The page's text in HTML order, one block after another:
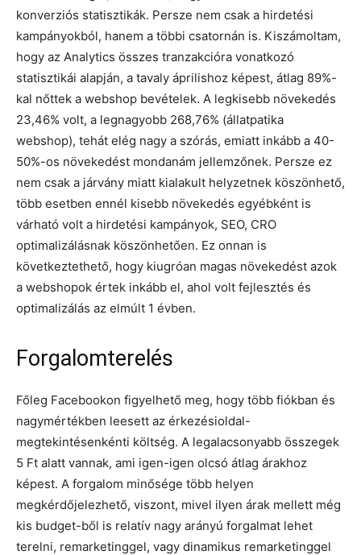
konverziós statisztikák. Persze nem csak a hirdetési
kampányokból, hanem a többi csatornán is. Kiszámoltam,
hogy az Analytics összes tranzakcióra vonatkozó
statisztikái alapján, a tavaly áprilishoz képest, átlag 89%-
kal nőttek a webshop bevételek. A legkisebb növekedés
23,46% volt, a legnagyobb 268,76% (állatpatika
webshop), tehát elég nagy a szórás, emiatt inkább a 40-
50%-os növekedést mondanám jellemzőnek. Persze ez
nem csak a járvány miatt kialakult helyzetnek köszönhető,
több esetben ennél kisebb növekedés egyébként is
várható volt a hirdetési kampányok, SEO, CRO
optimalizálásnak köszönhetően. Ez onnan is
következtethető, hogy kiugróan magas növekedést azok
a webshopok értek inkább el, ahol volt fejlesztés és
optimalizálás az elmúlt 1 évben.
Forgalomterelés
Főleg Facebookon figyelhető meg, hogy több fiókban és
nagymértékben leesett az érkezésioldal-
megtekintésenkénti költség. A legalacsonyabb összegek
5 Ft alatt vannak, ami igen-igen olcsó átlag árakhoz
képest. A forgalom minősége több helyen
megkérdőjelezhető, viszont, mivel ilyen árak mellett még
kis budget-ből is relatív nagy arányú forgalmat lehet
terelni, remarketinggel, vagy dinamikus remarketinggel